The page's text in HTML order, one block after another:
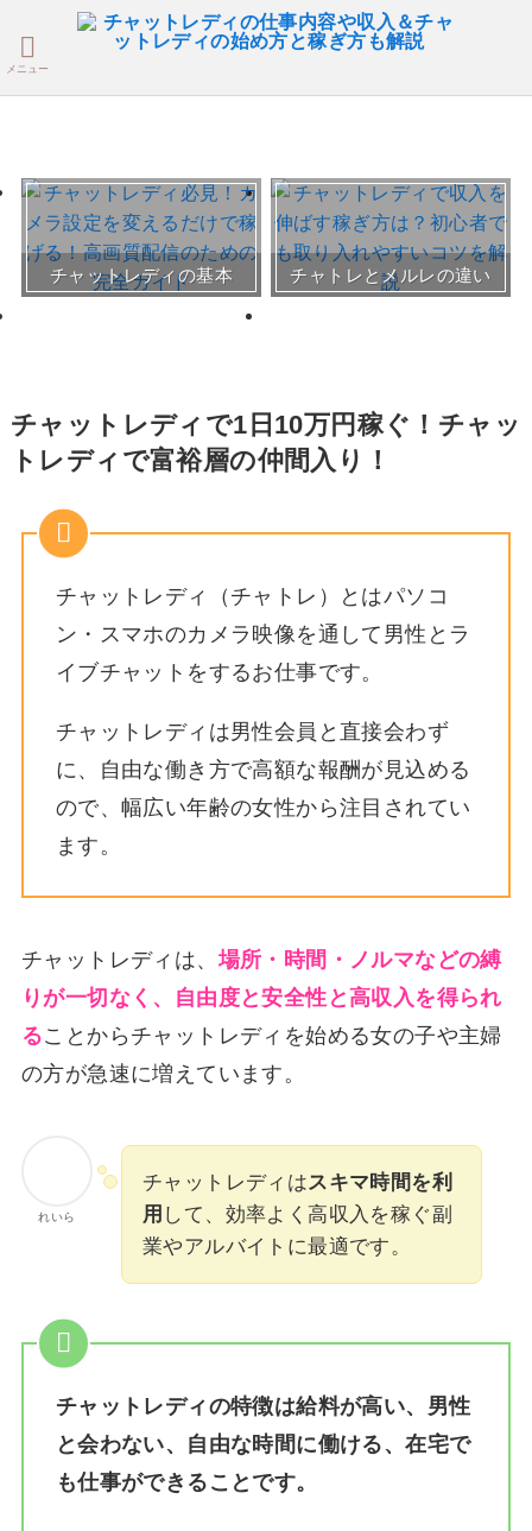
メニュー
チャットレディの基本 チャトレとメルレの違い
おすすめチャトレ事務所＆
サイト
30～50代向けサイト
チャットレディで1日10万円稼ぐ！チャッ
トレディで富裕層の仲間入り！
チャットレディ（チャトレ）とはパソコ
ン・スマホのカメラ映像を通して男性とラ
イブチャットをするお仕事です。
チャットレディは男性会員と直接会わず
に、自由な働き方で高額な報酬が見込める
ので、幅広い年齢の女性から注目されてい
ます。
チャットレディは、場所・時間・ノルマなどの縛
りが一切なく、自由度と安全性と高収入を得られ
ることからチャットレディを始める女の子や主婦
の方が急速に増えています。
れいら
チャットレディはスキマ時間を利
用 して、効率よく高収入を稼ぐ副
業やアルバイトに最適です。
チャットレディの特徴は給料が高い、男性
と会わない、自由な時間に働ける、在宅で
も仕事ができることです。